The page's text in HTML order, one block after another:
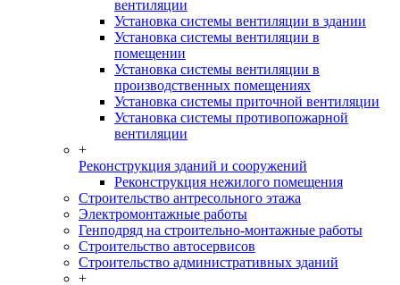
вентиляции
Установка системы вентиляции в здании
Установка системы вентиляции в
помещении
Установка системы вентиляции в
производственных помещениях
Установка системы приточной вентиляции
Установка системы противопожарной
вентиляции
+
Реконструкция зданий и сооружений
Реконструкция нежилого помещения
Строительство антресольного этажа
Электромонтажные работы
Генподряд на строительно-монтажные работы
Строительство автосервисов
Строительство административных зданий
+